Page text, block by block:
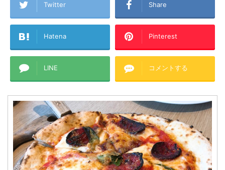
Twitter Share
Hatena Pinterest
LINE コメントする